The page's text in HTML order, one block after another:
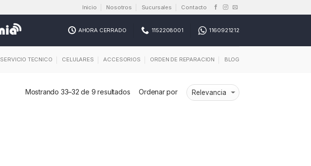
Inicio Nosotros Sucursales Contacto
AHORA CERRADO 1152208001 1160921212
SERVICIO TECNICO CELULARES ACCESORIOS ORDEN DE REPARACION BLOG
Mostrando 33–32 de 9 resultados Ordenar por